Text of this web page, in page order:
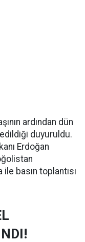
ardından dün
duyuruldu.
Erdoğan
basın toplantısı